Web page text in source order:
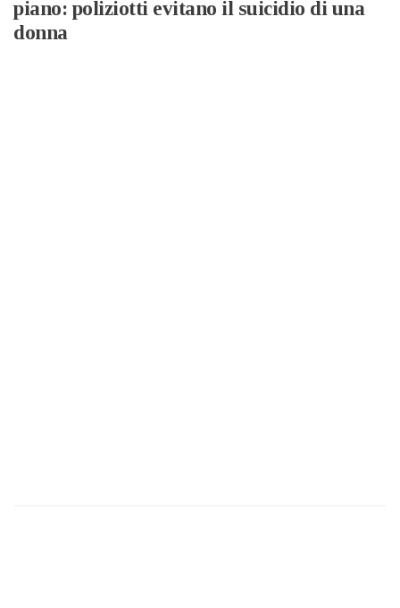
piano: poliziotti evitano il suicidio di una
donna